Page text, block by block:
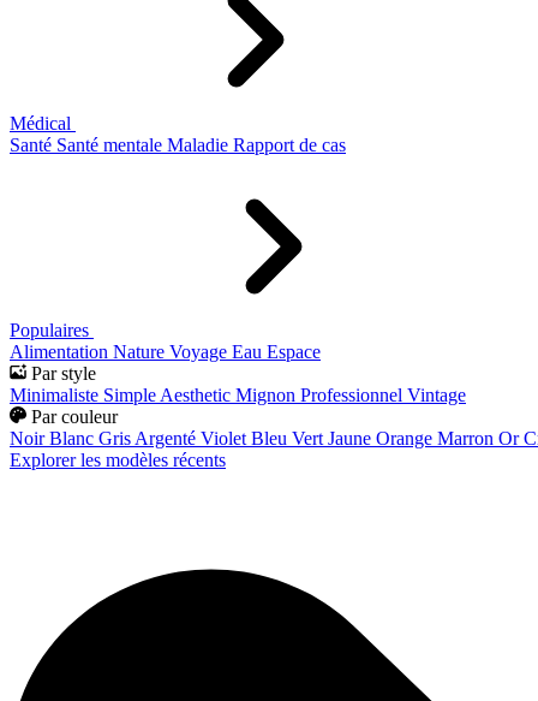
Médical
Santé Santé mentale Maladie Rapport de cas
Populaires
Alimentation Nature Voyage Eau Espace
Par style
Minimaliste Simple Aesthetic Mignon Professionnel Vintage
Par couleur
Noir Blanc Gris Argenté Violet Bleu Vert Jaune Orange Marron Or
Explorer les modèles récents